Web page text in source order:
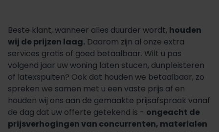
Beste klant, wanneer alles duurder wordt, houden
wij de prijzen laag. Daarom zijn al onze extra
services gratis of goed betaalbaar. Wilt u pas
volgend jaar uw woning laten stucen, dunpleisteren
of latexspuiten? Ook dat houden we betaalbaar, zo
spreken we samen met u een vaste prijs af en
houden wij ons aan de gemaakte prijsafspraak vanaf
de dag dat uw offerte getekend is - ongeacht de
prijsverhogingen van concurrenten, materialen